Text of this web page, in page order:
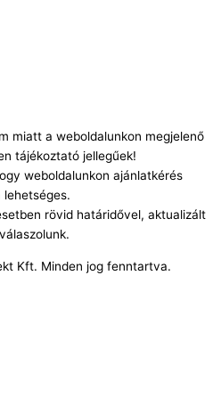
miatt a weboldalunkon megjelenő
tájékoztató jellegűek!
weboldalunkon ajánlatkérés
lehetséges.
rövid határidővel, aktualizált
Kft. Minden jog fenntartva.